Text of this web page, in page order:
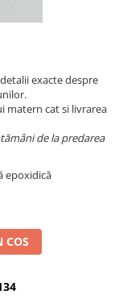
exacte despre
matern cat si livrarea
de la predarea
epoxidică
COS